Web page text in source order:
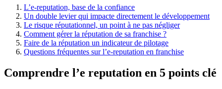
L’e-reputation, base de la confiance
Un double levier qui impacte directement le développement
Le risque réputationnel, un point à ne pas négliger
Comment gérer la réputation de sa franchise ?
Faire de la réputation un indicateur de pilotage
Questions fréquentes sur l’e-reputation en franchise
Comprendre l’e reputation en 5 points clé